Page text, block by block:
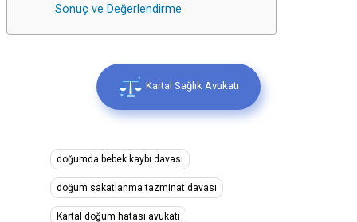
Sonuç ve Değerlendirme
Kartal Sağlık Avukatı
doğumda bebek kaybı davası
doğum sakatlanma tazminat davası
Kartal doğum hatası avukatı